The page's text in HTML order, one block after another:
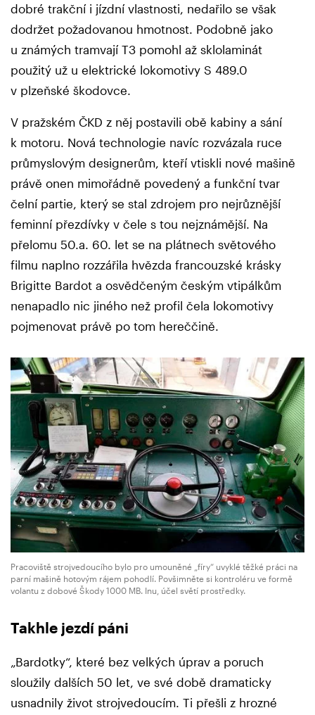
dobré trakční i jízdní vlastnosti, nedařilo se však
dodržet požadovanou hmotnost. Podobně jako
u známých tramvají T3 pomohl až sklolaminát
použitý už u elektrické lokomotivy S 489.0
v plzeňské škodovce.
V pražském ČKD z něj postavili obě kabiny a sání
k motoru. Nová technologie navíc rozvázala ruce
průmyslovým designerům, kteří vtiskli nové mašině
právě onen mimořádně povedený a funkční tvar
čelní partie, který se stal zdrojem pro nejrůznější
feminní přezdívky v čele s tou nejznámější. Na
přelomu 50.a. 60. let se na plátnech světového
filmu naplno rozzářila hvězda francouzské krásky
Brigitte Bardot a osvědčeným českým vtipálkům
nenapadlo nic jiného než profil čela lokomotivy
pojmenovat právě po tom hereččině.
Pracoviště strojvedoucího bylo pro umouněné „fíry“ uvyklé těžké práci na
parní mašině hotovým rájem pohodlí. Povšimněte si kontroléru ve formě
volantu z dobové Škody 1000 MB. Inu, účel světí prostředky.
Takhle jezdí páni
„Bardotky“, které bez velkých úprav a poruch
sloužily dalších 50 let, ve své době dramaticky
usnadnily život strojvedoucím. Ti přešli z hrozné